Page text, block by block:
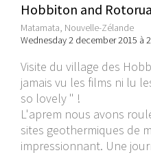
Hobbiton and Rotorua
Matamata, Nouvelle-Zélande
Wednesday 2 december 2015 à
Visite du village des
jamais vu les films ni lu
so lovely " !
L'aprem nous avons
sites geothermiques de
impressionnant. Une